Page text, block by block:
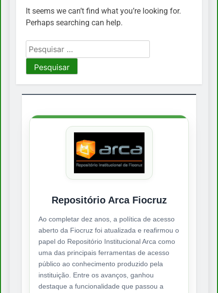
It seems we can’t find what you’re looking for.
Perhaps searching can help.
Pesquisar
por:
Repositório Arca Fiocruz
Ao completar dez anos, a política de acesso
aberto da Fiocruz foi atualizada e reafirmou o
papel do Repositório Institucional Arca como
uma das principais ferramentas de acesso
público ao conhecimento produzido pela
instituição. Entre os avanços, ganhou
destaque a funcionalidade que passou a